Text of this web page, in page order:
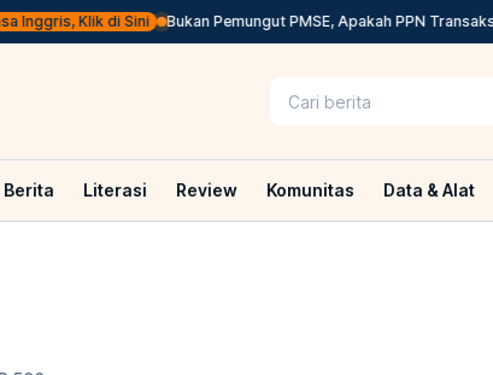
Inggris, Klik di Sini Bukan Pemungut PMSE, Apakah PPN
Berita Literasi Review Komunitas Data & Alat